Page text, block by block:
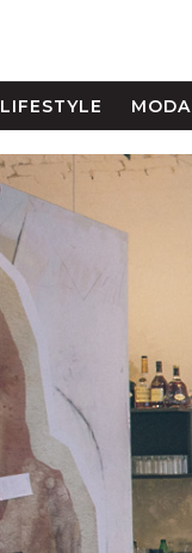
LIFESTYLE MODA